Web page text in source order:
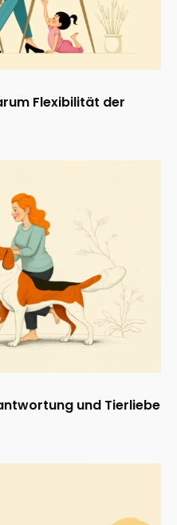
Flexibilität der
und Tierliebe